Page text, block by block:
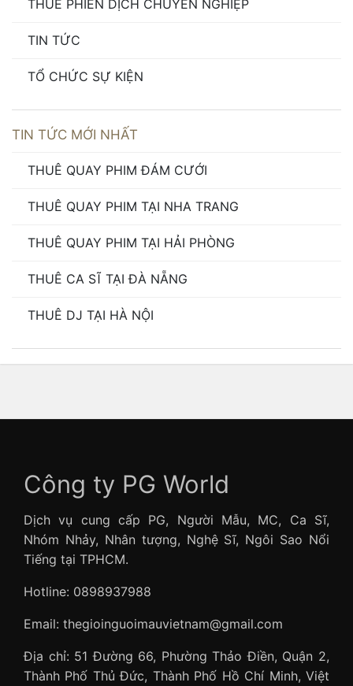
THUÊ PHIÊN DỊCH CHUYÊN NGHIỆP
TIN TỨC
TỔ CHỨC SỰ KIỆN
TIN TỨC MỚI NHẤT
THUÊ QUAY PHIM ĐÁM CƯỚI
THUÊ QUAY PHIM TẠI NHA TRANG
THUÊ QUAY PHIM TẠI HẢI PHÒNG
THUÊ CA SĨ TẠI ĐÀ NẴNG
THUÊ DJ TẠI HÀ NỘI
Công ty PG World
Dịch vụ cung cấp PG, Người Mẫu, MC, Ca Sĩ,
Nhóm Nhảy, Nhân tượng, Nghệ Sĩ, Ngôi Sao Nổi
Tiếng tại TPHCM.
Hotline: 0898937988
Email: thegioinguoimauvietnam@gmail.com
Địa chỉ: 51 Đường 66, Phường Thảo Điền, Quận 2,
Thành Phố Thủ Đức, Thành Phố Hồ Chí Minh, Việt